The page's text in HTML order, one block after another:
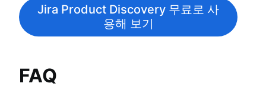
Jira Product Discovery 무료로 사
용해 보기
FAQ